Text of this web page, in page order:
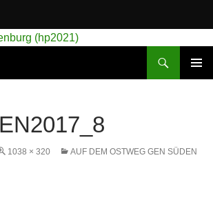
1038 × 320 AUF DEM OSTWEG GEN SÜDEN